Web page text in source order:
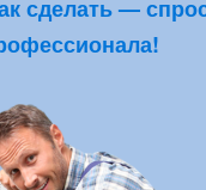
сделать —